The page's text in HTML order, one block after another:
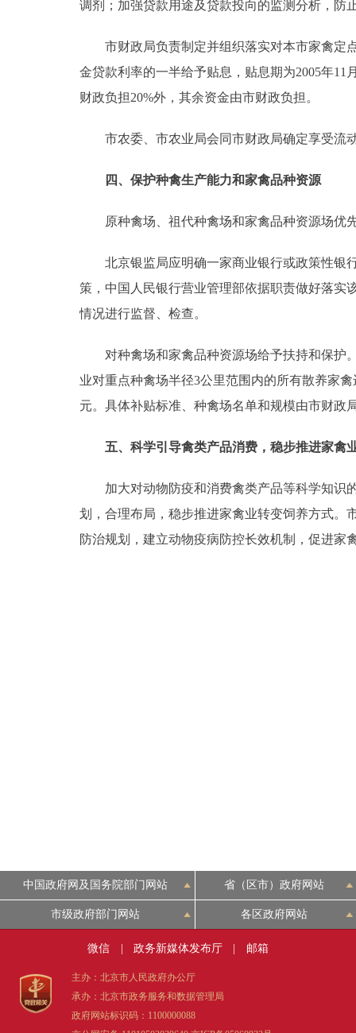
调剂；加强贷款用途及贷款投向的监测分析，防
市财政局负责制定并组织落实对本市家禽定点
金贷款利率的一半给予贴息，贴息期为2005年11
财政负担20%外，其余资金由市财政负担。
市农委、市农业局会同市财政局确定享受流
四、保护种禽生产能力和家禽品种资源
原种禽场、祖代种禽场和家禽品种资源场优
北京银监局应明确一家商业银行或政策性银行
策，中国人民银行营业管理部依据职责做好落实
情况进行监督、检查。
对种禽场和家禽品种资源场给予扶持和保护。
业对重点种禽场半径3公里范围内的所有散养家
元。具体补贴标准、种禽场名单和规模由市财政
五、科学引导禽类产品消费，稳步推进家禽
加大对动物防疫和消费禽类产品等科学知识的
划，合理布局，稳步推进家禽业转变饲养方式。
防治规划，建立动物疫病防控长效机制，促进家
中国政府网及国务院部门网站 省（区市）政府网站
市级政府部门网站 各区政府网站
微信 政务新媒体发布厅 邮箱
主办：北京市人民政府办公厅
承办：北京市政务服务和数据管理局
政府网站标识码：1100000088